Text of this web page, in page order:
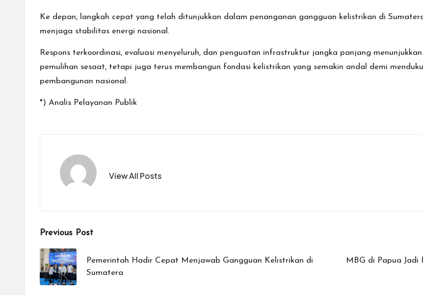
Ke depan, langkah cepat yang telah ditunjukkan dalam penanganan gangguan kelistrikan di
menjaga stabilitas energi nasional.
Respons terkoordinasi, evaluasi menyeluruh, dan penguatan infrastruktur jangka panjang
pemulihan sesaat, tetapi juga terus membangun fondasi kelistrikan yang semakin andal demi
pembangunan nasional.
*) Analis Pelayanan Publik
View All Posts
Post
navigation
Previous Post
Pemerintah Hadir Cepat Menjawab Gangguan Kelistrikan di
Sumatera
MBG di Papua Jadi